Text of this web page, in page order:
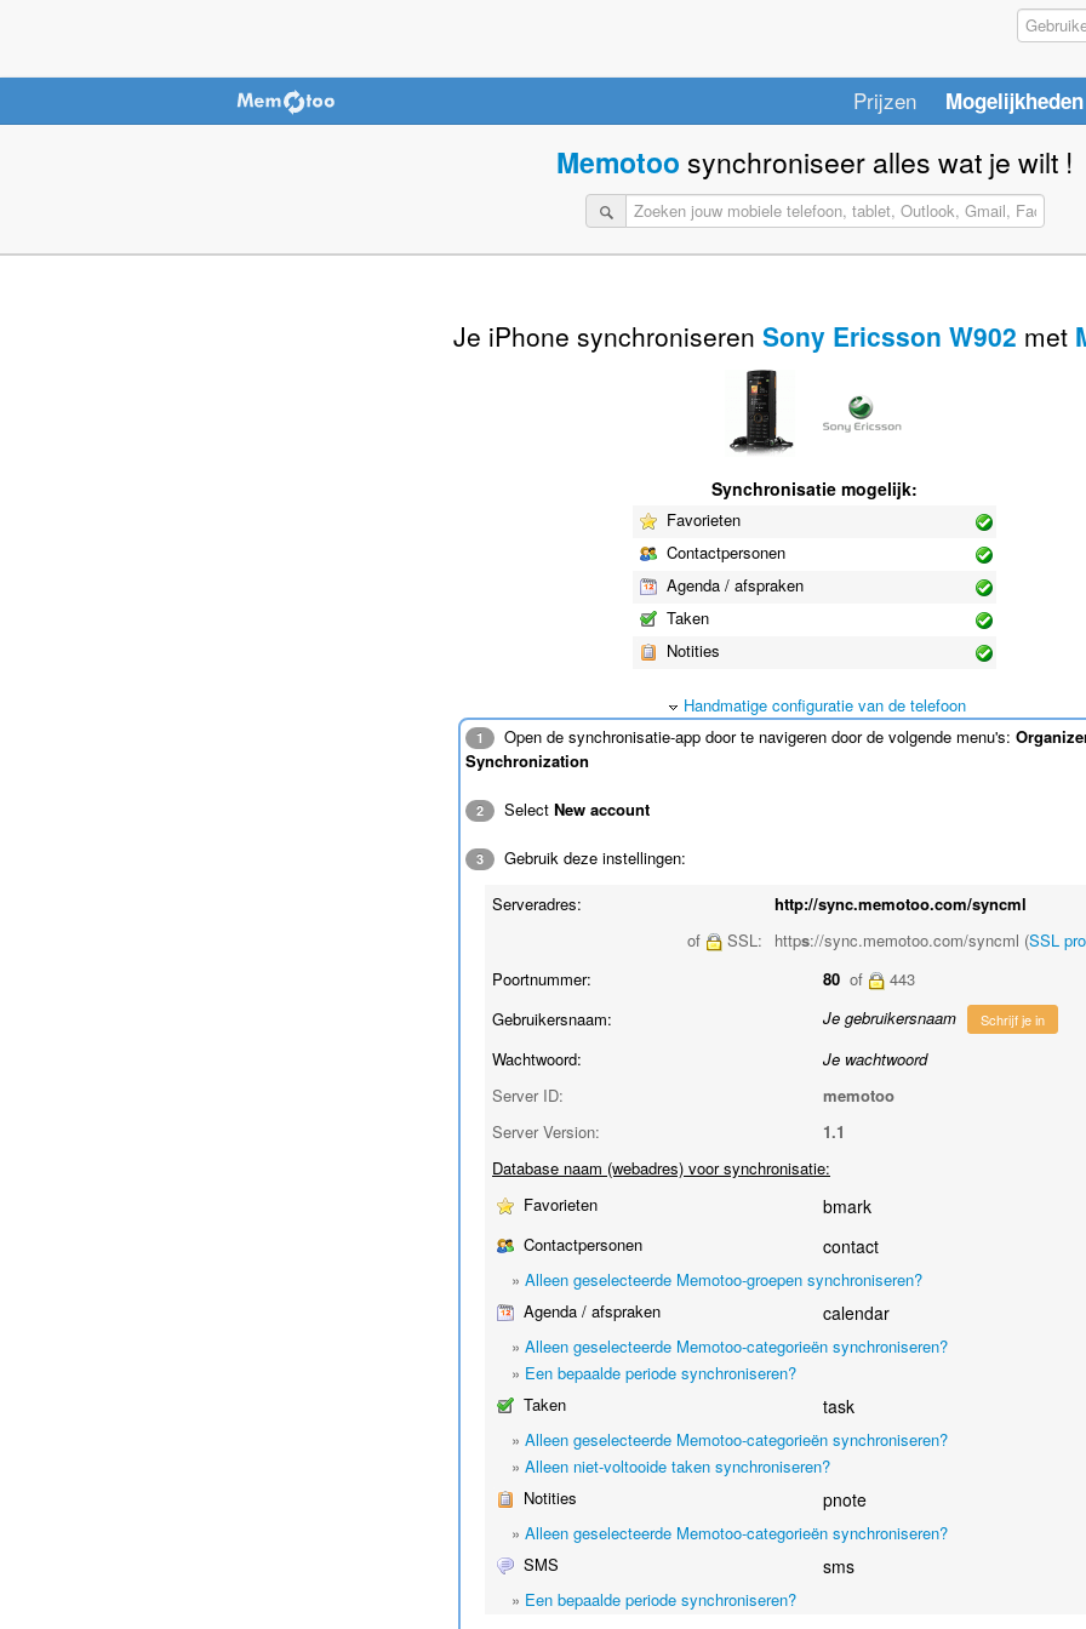
Prijzen Mogelijkheden
Memotoo synchroniseer alles wat je wilt !
Je iPhone synchroniseren Sony Ericsson W902 met
Synchronisatie mogelijk:
Favorieten
Contactpersonen
Agenda / afspraken
Taken
Notities
Handmatige configuratie van de telefoon
1 Open de synchronisatie-app door te navigeren door de volgende menu's:
Synchronization
2 Select New account
3
Gebruik deze instellingen:
Serveradres:
http://sync.memotoo.com/syncml
of
SSL: https://sync.memotoo.com/syncml (SSL
Poortnummer:
80 of
443
Gebruikersnaam:
Je gebruikersnaam Schrijf je in
Wachtwoord:
Je wachtwoord
Server ID:
memotoo
Server Version:
1.1
Database naam (webadres) voor synchronisatie:
Favorieten
bmark
Contactpersonen contact
» Alleen geselecteerde Memotoo-groepen synchroniseren?
Agenda / afspraken
calendar
» Alleen geselecteerde Memotoo-categorieën synchroniseren?
» Een bepaalde periode synchroniseren?
Taken
task
» Alleen geselecteerde Memotoo-categorieën synchroniseren?
» Alleen niet-voltooide taken synchroniseren?
Notities
pnote
» Alleen geselecteerde Memotoo-categorieën synchroniseren?
SMS
sms
» Een bepaalde periode synchroniseren?